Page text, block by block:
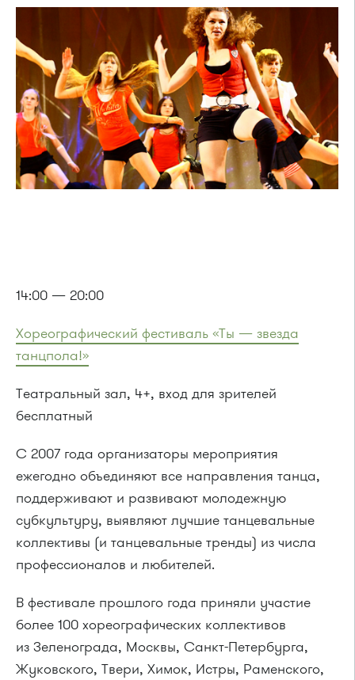
14:00 — 20:00
Хореографический фестиваль «Ты — звезда
танцпола!»
Театральный зал, 4+, вход для зрителей
бесплатный
С 2007 года организаторы мероприятия
ежегодно объединяют все направления танца,
поддерживают и развивают молодежную
субкультуру, выявляют лучшие танцевальные
коллективы (и танцевальные тренды) из числа
профессионалов и любителей.
В фестивале прошлого года приняли участие
более 100 хореографических коллективов
из Зеленограда, Москвы, Санкт-Петербурга,
Жуковского, Твери, Химок, Истры, Раменского,